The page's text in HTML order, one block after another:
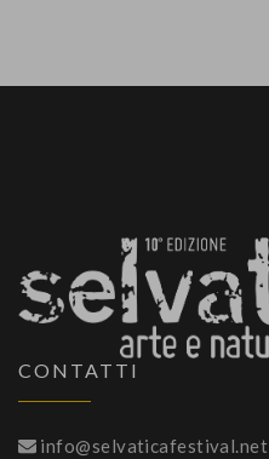
CONTATTI
info@selvaticafestival.net